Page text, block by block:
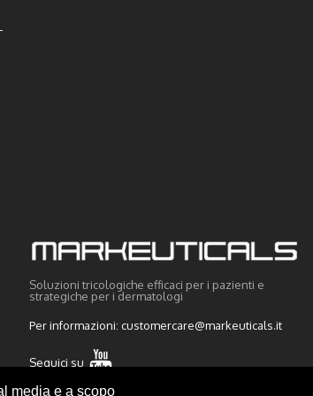
media e a scopo
Soluzioni tricologiche efficaci per i pazienti e
strategiche per i dermatologi
Per informazioni: customercare@markeuticals.it
Seguici su